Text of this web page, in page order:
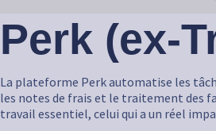
Perk (ex-
La plateforme Perk automatise les
les notes de frais et le traitement des
travail essentiel, celui qui a un réel